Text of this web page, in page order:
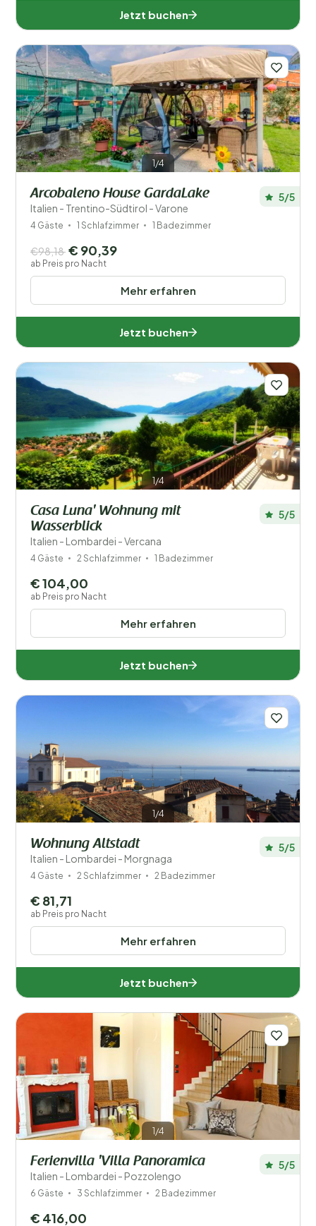
Jetzt buchen
1/4
Arcobaleno House GardaLake
Italien - Trentino-Südtirol - Varone
5/5
4 Gäste 1 Schlafzimmer 1 Badezimmer
Mehr erfahren
€98,18 € 90,39
ab Preis pro Nacht
Jetzt buchen
1/4
Casa Luna' Wohnung mit
Wasserblick
Italien - Lombardei - Vercana
5/5
4 Gäste 2 Schlafzimmer 1 Badezimmer
Mehr erfahren
€ 104,00
ab Preis pro Nacht
Jetzt buchen
1/4
Wohnung Altstadt
Italien - Lombardei - Morgnaga
5/5
4 Gäste 2 Schlafzimmer 2 Badezimmer
Mehr erfahren
€ 81,71
ab Preis pro Nacht
Jetzt buchen
1/4
Ferienvilla 'Villa Panoramica
Italien - Lombardei - Pozzolengo
5/5
6 Gäste 3 Schlafzimmer 2 Badezimmer
€ 416,00